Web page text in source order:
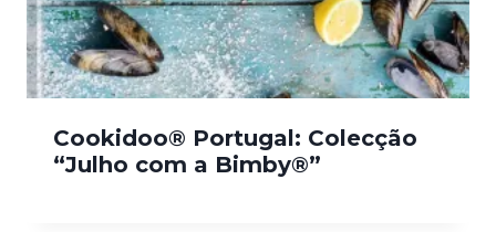
Cookidoo® Portugal: Colecção
“Julho com a Bimby®”